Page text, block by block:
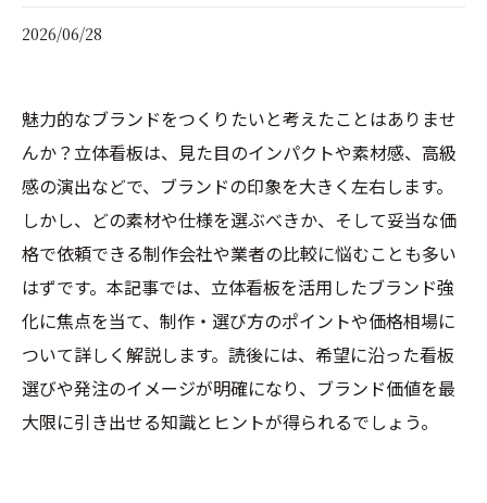
2026/06/28
魅力的なブランドをつくりたいと考えたことはありませ
んか？立体看板は、見た目のインパクトや素材感、高級
感の演出などで、ブランドの印象を大きく左右します。
しかし、どの素材や仕様を選ぶべきか、そして妥当な価
格で依頼できる制作会社や業者の比較に悩むことも多い
はずです。本記事では、立体看板を活用したブランド強
化に焦点を当て、制作・選び方のポイントや価格相場に
ついて詳しく解説します。読後には、希望に沿った看板
選びや発注のイメージが明確になり、ブランド価値を最
大限に引き出せる知識とヒントが得られるでしょう。